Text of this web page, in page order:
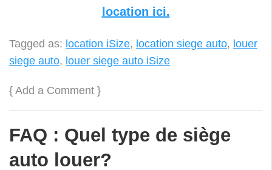
location ici.
Tagged as: location iSize, location siege auto, louer
siege auto, louer siege auto iSize
{ Add a Comment }
FAQ : Quel type de siège
auto louer?